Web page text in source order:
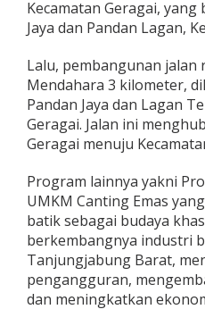
Kecamatan Geragai, yang
Jaya dan Pandan Lagan,
Lalu, pembangunan jalan
Mendahara 3 kilometer,
Pandan Jaya dan Lagan
Geragai. Jalan ini
Geragai menuju
Program lainnya yakni
UMKM Canting Emas
batik sebagai budaya
berkembangnya industri
Tanjungjabung Barat,
pengangguran,
dan meningkatkan